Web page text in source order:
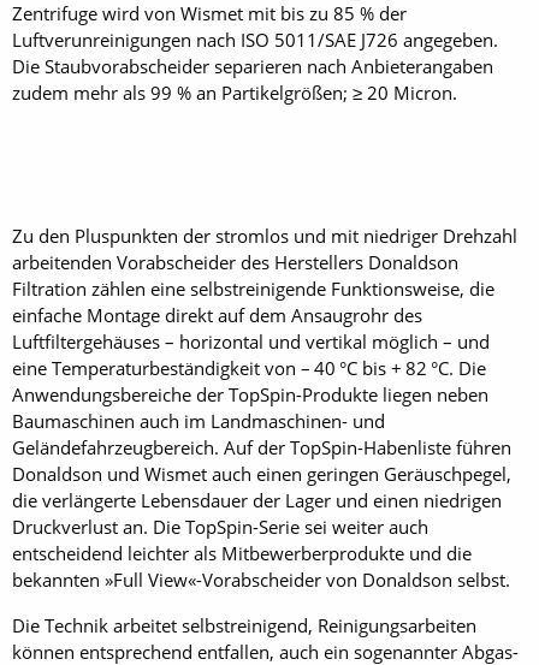
Zentrifuge wird von Wismet mit bis zu 85 % der
Luftverunreinigungen nach ISO 5011/SAE J726 angegeben.
Die Staubvorabscheider separieren nach Anbieterangaben
zudem mehr als 99 % an Partikelgrößen; ≥ 20 Micron.
Zu den Pluspunkten der stromlos und mit niedriger Drehzahl
arbeitenden Vorabscheider des Herstellers Donaldson
Filtration zählen eine selbstreinigende Funktionsweise, die
einfache Montage direkt auf dem Ansaugrohr des
Luftfiltergehäuses – horizontal und vertikal möglich – und
eine Temperaturbeständigkeit von – 40 °C bis + 82 °C. Die
Anwendungsbereiche der TopSpin-Produkte liegen neben
Baumaschinen auch im Landmaschinen- und
Geländefahrzeugbereich. Auf der TopSpin-Haben­liste führen
Donaldson und Wismet auch einen geringen Geräuschpegel,
die verlängerte Lebensdauer der Lager und einen niedrigen
Druckverlust an. Die TopSpin-Serie sei weiter auch
entscheidend leichter als Mitbewerberprodukte und die
bekannten »Full View«-Vorabscheider von Donaldson selbst.
Die Technik arbeitet selbstreinigend, Reinigungsarbeiten
können entsprechend entfallen, auch ein sogenannter Abgas-